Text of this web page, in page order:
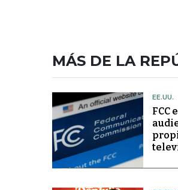
MÁS DE LA
EE.UU.
FCC